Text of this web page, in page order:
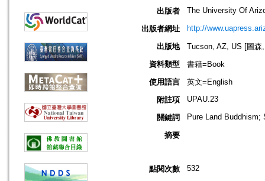
出版者 The University Of
出版者網址 http://
出版地
Tucson, AZ, US [圖森
資料類型
書籍=Book
使用語言
英文=English
附註項
UPAU.23
關鍵詞 Pure Land Buddhism;
摘要
點閱次數 532